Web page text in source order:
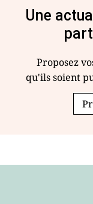
Une
Proposez
qu'ils soient